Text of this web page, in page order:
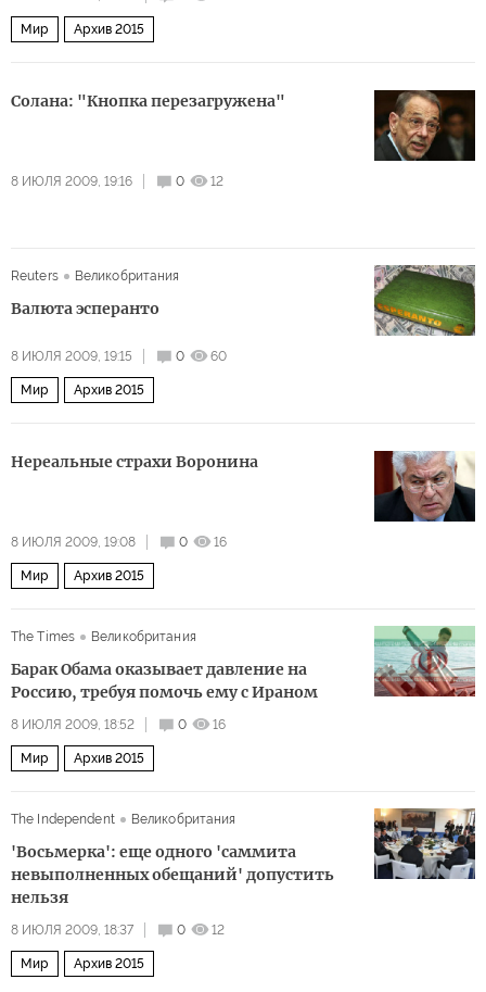
Мир Архив 2015
Солана: "Кнопка перезагружена"
8 ИЮЛЯ 2009, 19:16 0 12
Reuters Великобритания
Валюта эсперанто
8 ИЮЛЯ 2009, 19:15 0 60
Мир Архив 2015
Нереальные страхи Воронина
8 ИЮЛЯ 2009, 19:08 0 16
Мир Архив 2015
The Times Великобритания
Барак Обама оказывает давление на
Россию, требуя помочь ему с Ираном
8 ИЮЛЯ 2009, 18:52 0 16
Мир Архив 2015
The Independent Великобритания
'Восьмерка': еще одного 'саммита
невыполненных обещаний' допустить
нельзя
8 ИЮЛЯ 2009, 18:37 0 12
Мир Архив 2015